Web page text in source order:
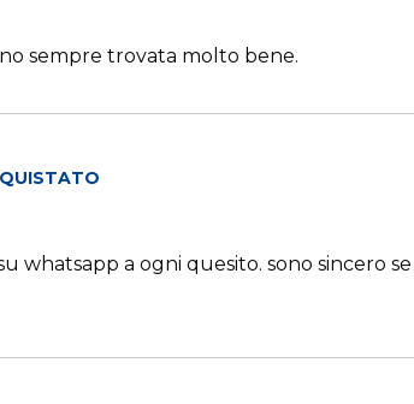
sempre trovata molto bene.
a ogni quesito. sono sincero